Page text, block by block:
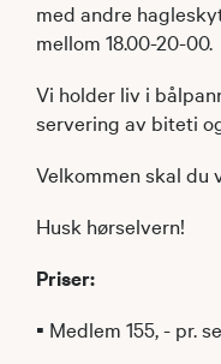
med andre
mellom 18.00-20-00.
Vi holder liv i
servering av biteti
Velkommen skal du
Husk hørselvern!
Priser:
▪ Medlem 155, - pr.